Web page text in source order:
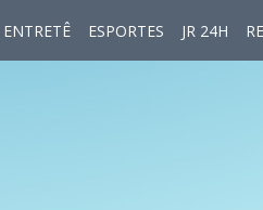
ENTRETÊ ESPORTES JR 24H